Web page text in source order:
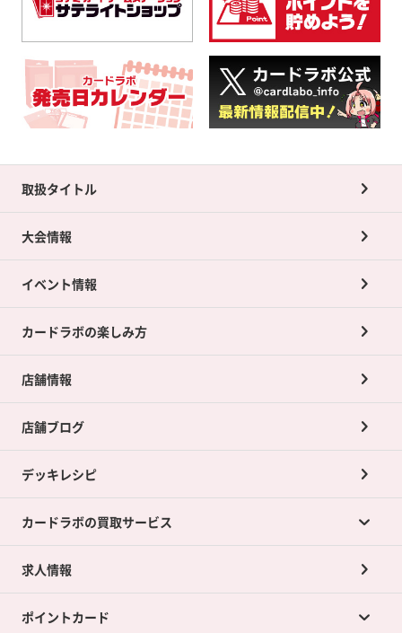
取扱タイトル
大会情報
イベント情報
カードラボの楽しみ方
店舗情報
店舗ブログ
デッキレシピ
カードラボの買取サービス
カードラボの買取サービスTOP
店舗買取について
求人情報
ポイントカード